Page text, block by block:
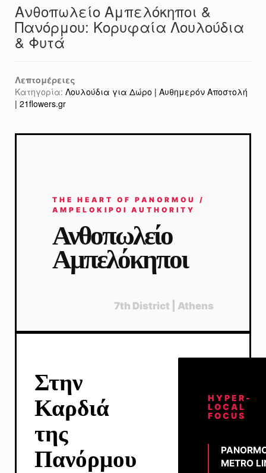
Ανθοπωλείο Αμπελόκηποι &
Πανόρμου: Κορυφαία Λουλούδια
& Φυτά
Λεπτομέρειες
Κατηγορία: Λουλούδια για Δώρο | Αυθημερόν Αποστολή
| 21flowers.gr
7th District | Athens
THE HEART OF PANORMOU /
AMPELOKIPOI AUTHORITY
Ανθοπωλείο
Αμπελόκηποι
Στην
Καρδιά
της
Πανόρμου
HYPER-
LOCAL
FOCUS
METRO